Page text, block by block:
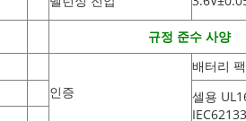
규정 준수 사양
인증
배터리
셀용